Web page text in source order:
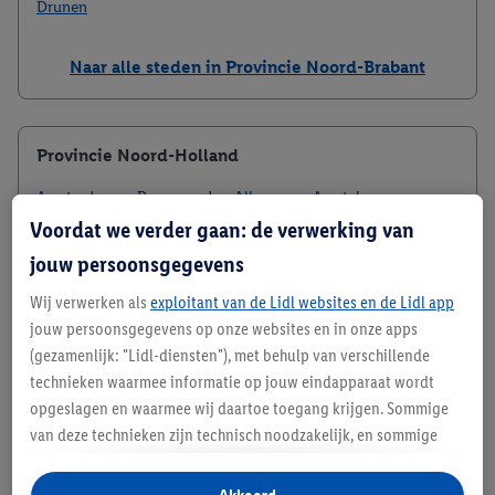
Drunen
Naar alle steden in Provincie Noord-Brabant
Provincie Noord-Holland
Amsterdam Purmerend Alkmaar
Amstelveen
Hoorn
Hoofddorp Hilversum Zaandam
Bussum
Anna Paulowna
Naar alle steden in Provincie Noord-Holland
Provincie Overijssel
Voordat we verder gaan: de verwerking van
jouw persoonsgegevens
Wij verwerken als exploitant van de Lidl websites en de Lidl app
jouw persoonsgegevens op onze websites en in onze apps
(gezamenlijk: "Lidl-diensten"), met behulp van verschillende
technieken waarmee informatie op jouw eindapparaat wordt
opgeslagen en waarmee wij daartoe toegang krijgen. Sommige
van deze technieken zijn technisch noodzakelijk, en sommige
opslaan van voorkeursinstellingen, het verzamelen en